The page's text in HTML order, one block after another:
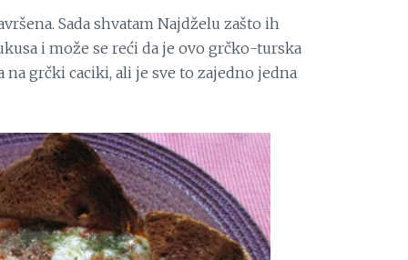
Sada shvatam Najdželu zašto ih
i može se reći da je ovo grčko-turska
grčki caciki, ali je sve to zajedno jedna